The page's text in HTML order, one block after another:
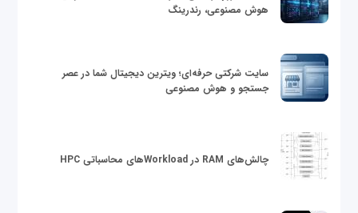
هوش مصنوعی، رندرینگ
سایت شرکتی حرفه‌ای؛ ویترین دیجیتال شما در عصر
جستجو و هوش مصنوعی
چالش‌های RAM در Workloadهای محاسباتی HPC